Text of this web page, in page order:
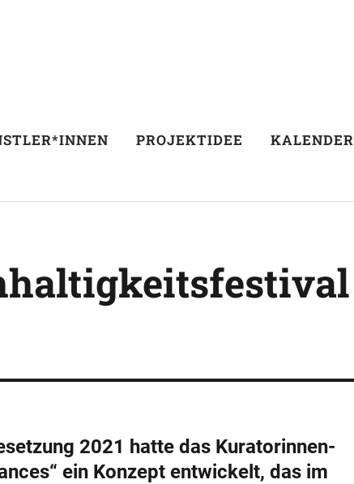
PROJEKTIDEE KALENDER
2021 hatte das Kuratorinnen-
ein Konzept entwickelt, das im